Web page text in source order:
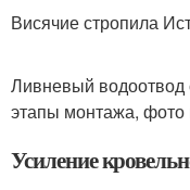
Висячие стропила
Ливневый
этапы монтажа, фото
Усиление